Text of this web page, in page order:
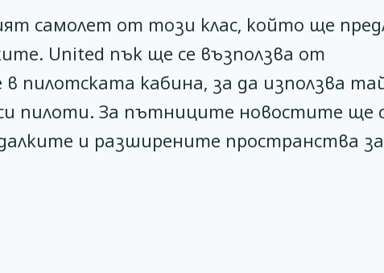
самолет от този клас, който ще
United пък ще се възползва от
пилотската кабина, за да използва
пилоти. За пътниците новостите ще
и разширените пространства за